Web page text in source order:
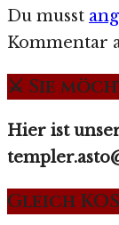
Du musst
Kommentar
⚔️ Sie
Hier ist
Gleich